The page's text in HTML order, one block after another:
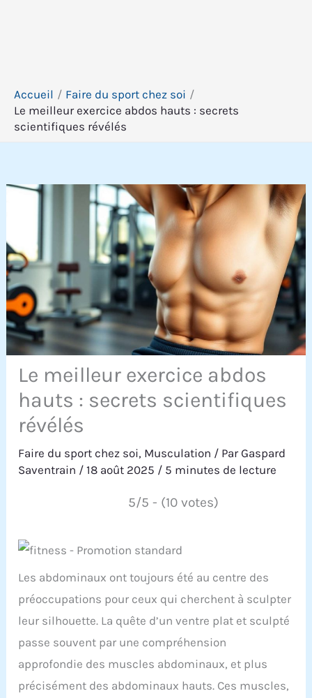
Accueil
Faire du sport chez soi
Le meilleur exercice abdos hauts : secrets
scientifiques révélés
Le meilleur exercice abdos
hauts : secrets scientifiques
révélés
Faire du sport chez soi, Musculation / ParGaspard
Saventrain /18 août 2025 / 5 minutes de lecture
5/5 - (10 votes)
Les abdominaux ont toujours été au centre des
préoccupations pour ceux qui cherchent à sculpter
leur silhouette. La quête d’un ventre plat et sculpté
passe souvent par une compréhension
approfondie des muscles abdominaux, et plus
précisément des abdominaux hauts. Ces muscles,